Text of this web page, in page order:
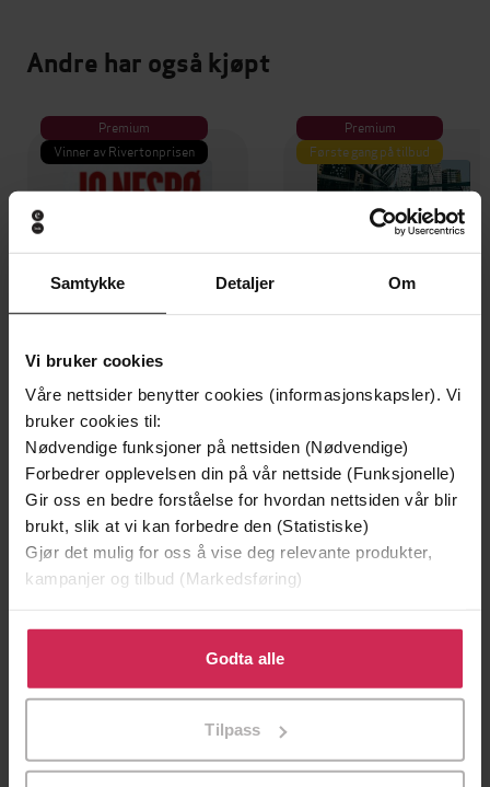
Samtykke Detaljer Om
Vi bruker cookies
Våre nettsider benytter cookies (informasjonskapsler). Vi
bruker cookies til:
Nødvendige funksjoner på nettsiden (Nødvendige)
Forbedrer opplevelsen din på vår nettside (Funksjonelle)
Gir oss en bedre forståelse for hvordan nettsiden vår blir
brukt, slik at vi kan forbedre den (Statistiske)
Gjør det mulig for oss å vise deg relevante produkter,
kampanjer og tilbud (Markedsføring)
Klikk på «Godta alle» for å gi oss ditt samtykke til å
bruke cookies for alle disse formålene. Du kan også
tilpasse ditt samtykke til spesifikke formål ved å klikke
Godta alle
Tilpass
Andre har også kjøpt
Premium
Vinner av Rivertonprisen
199,-
Minnesota
Jo Nesbø
Premium
Første gang på tilbud
349,-
Utskudd
Jørn Lier Horst
The simple yet revolutionary way to
transform your body, for life
Joanna Hall(forfatter),
(innleser),Lucy Atkins(forfatter)